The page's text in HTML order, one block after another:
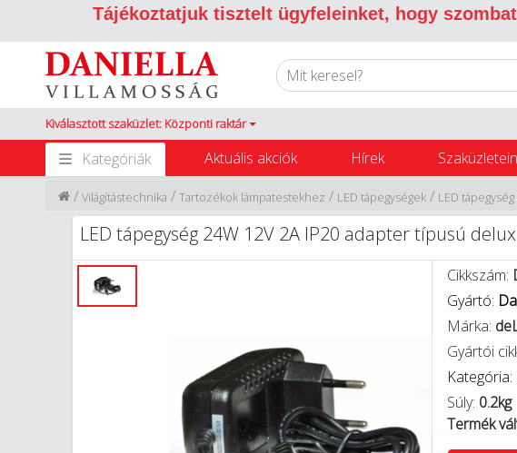
Tájékoztatjuk tisztelt ügyfeleinket, hogy
Kiválasztott szaküzlet: Központi raktár
Kategóriák Aktuális akciók Hírek
LED
/
LED tápegységek
/
Tartozékok lámpatestekhez
/
Világítástechnika
/
LED tápegység 24W 12V 2A IP20 adapter típusú
Cikkszám:
Gyártó:
Márka:
Gyártói
Kategória:
Súly: 0.2kg
Termék